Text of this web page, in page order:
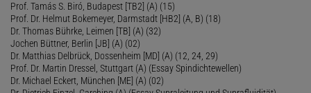
Prof. Tamás S. Biró, Budapest [TB2] (A) (15)
Prof. Dr. Helmut Bokemeyer, Darmstadt [HB2] (A, B) (18)
Dr. Thomas Bührke, Leimen [TB] (A) (32)
Jochen Büttner, Berlin [JB] (A) (02)
Dr. Matthias Delbrück, Dossenheim [MD] (A) (12, 24, 29)
Prof. Dr. Martin Dressel, Stuttgart (A) (Essay Spindichtewellen)
Dr. Michael Eckert, München [ME] (A) (02)